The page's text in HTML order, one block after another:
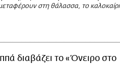
στη θάλασσα, το καλοκαίρι
διαβάζει το «Όνειρο στο